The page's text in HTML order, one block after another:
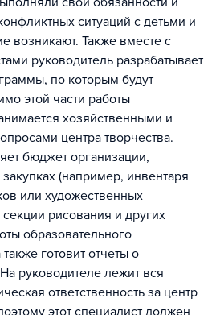
ситуаций с детьми и
возникают. Также вместе с
руководитель разрабатывает
по которым будут
этой части работы
хозяйственными и
центра творчества.
бюджет организации,
(например, инвентаря
или художественных
рисования и других
образовательного
готовит отчеты о
руководителе лежит вся
ответственность за центр
этот специалист должен